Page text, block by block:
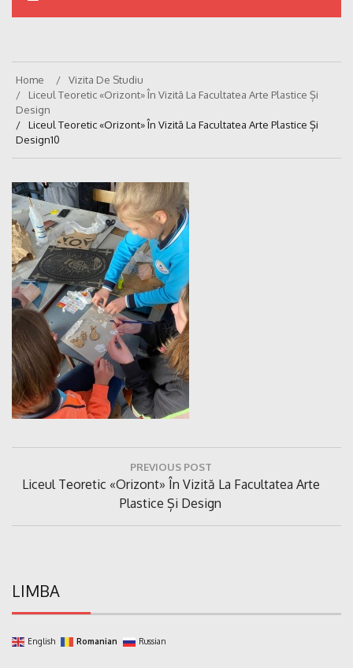
Home
Vizita De Studiu
Liceul Teoretic «Orizont» În Vizită La Facultatea Arte Plastice Și
Design
Liceul Teoretic «Orizont» În Vizită La Facultatea Arte Plastice Și
Design10
articole
PREVIOUS POST
Previous
Liceul Teoretic «Orizont» În Vizită La Facultatea Arte
Plastice Și Design
LIMBA
English Romanian Russian